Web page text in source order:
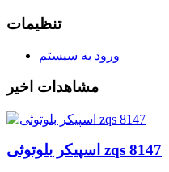
تنظیمات
ورود به سیستم
مشاهدات اخیر
اسپیکر بلوتوثی zqs 8147